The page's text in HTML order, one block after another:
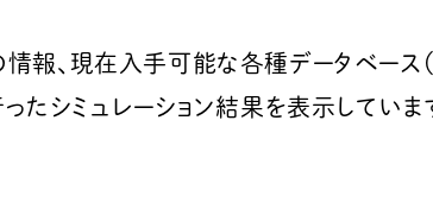
報、現在入手可能な各種データベース
シミュレーション結果を表示していま